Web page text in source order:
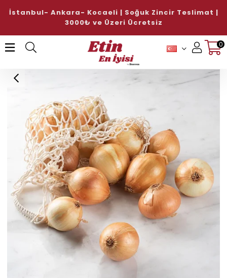
Ankara- Kocaeli | Soğuk Zincir Teslimat |
3000₺ ve Üzeri Ücretsiz
Üye Ol
0